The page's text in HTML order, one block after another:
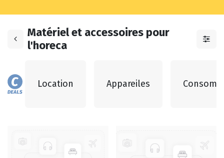
Matériel et accessoires pour
l'horeca
Location Appareiles